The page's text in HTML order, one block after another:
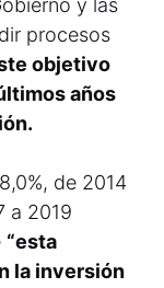
y las
procesos
objetivo
años
de 2014
a 2019
“esta
la inversión